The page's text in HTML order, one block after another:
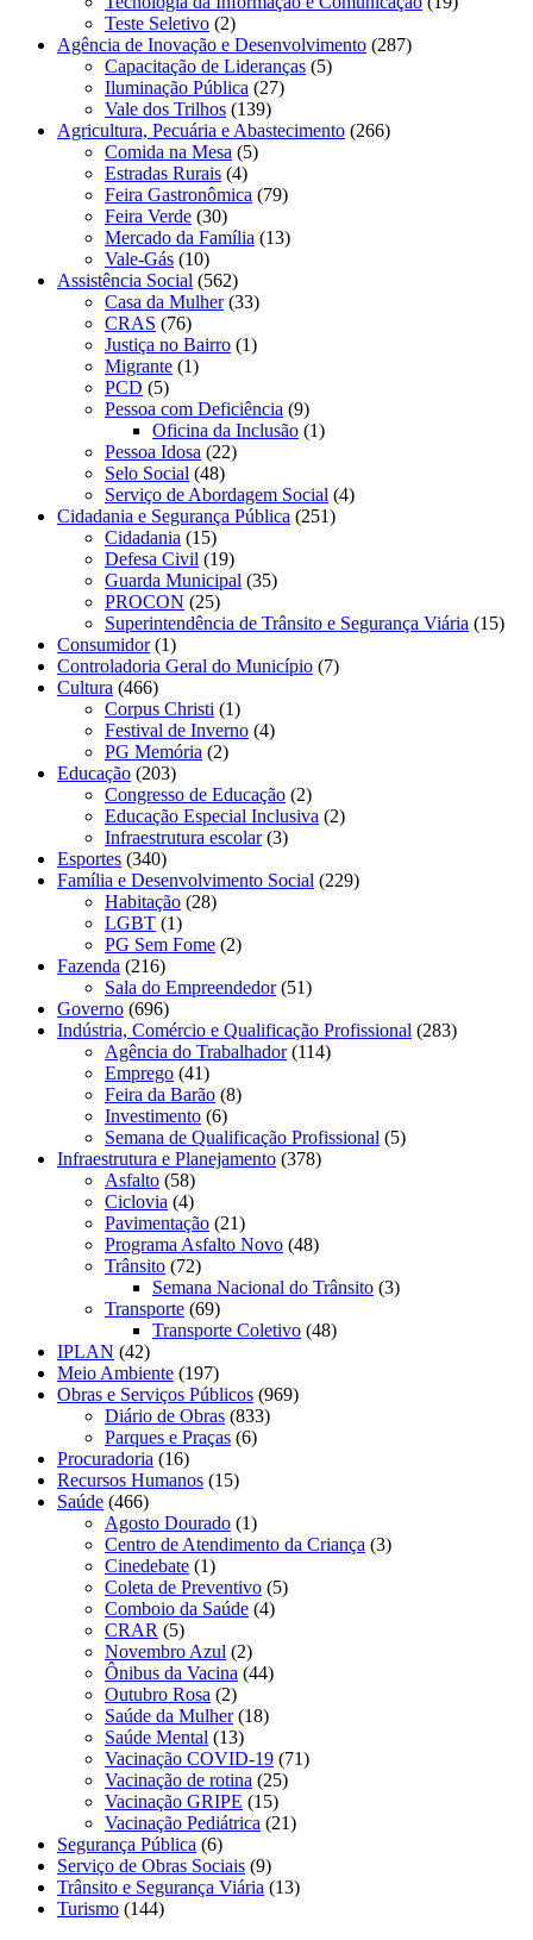
Teste Seletivo (2)
Agência de Inovação e Desenvolvimento (287)
Capacitação de Lideranças (5)
Iluminação Pública (27)
Vale dos Trilhos (139)
Agricultura, Pecuária e Abastecimento (266)
Comida na Mesa (5)
Estradas Rurais (4)
Feira Gastronômica (79)
Feira Verde (30)
Mercado da Família (13)
Vale-Gás (10)
Assistência Social (562)
Casa da Mulher(33)
CRAS (76)
Justiça no Bairro (1)
Migrante (1)
PCD (5)
Pessoa com Deficiência (9)
Oficina da Inclusão (1)
Pessoa Idosa (22)
Selo Social (48)
Serviço de Abordagem Social (4)
Cidadania e Segurança Pública (251)
Cidadania (15)
Defesa Civil (19)
Guarda Municipal (35)
PROCON (25)
Superintendência de Trânsito e Segurança Viária (15)
Consumidor(1)
Controladoria Geral do Município (7)
Cultura (466)
Corpus Christi (1)
Festival de Inverno (4)
PG Memória (2)
Educação (203)
Congresso de Educação (2)
Educação Especial Inclusiva (2)
Infraestrutura escolar(3)
Esportes (340)
Família e Desenvolvimento Social (229)
Habitação (28)
LGBT (1)
PG Sem Fome (2)
Fazenda (216)
Sala do Empreendedor(51)
Governo (696)
Indústria, Comércio e Qualificação Profissional (283)
Agência do Trabalhador(114)
Emprego (41)
Feira da Barão (8)
Investimento (6)
Semana de Qualificação Profissional (5)
Infraestrutura e Planejamento (378)
Asfalto (58)
Ciclovia (4)
Pavimentação (21)
Programa Asfalto Novo (48)
Trânsito (72)
Semana Nacional do Trânsito (3)
Transporte (69)
Transporte Coletivo (48)
IPLAN (42)
Meio Ambiente (197)
Obras e Serviços Públicos (969)
Diário de Obras (833)
Parques e Praças (6)
Procuradoria (16)
Recursos Humanos (15)
Saúde (466)
Agosto Dourado (1)
Centro de Atendimento da Criança (3)
Cinedebate (1)
Coleta de Preventivo (5)
Comboio da Saúde (4)
CRAR (5)
Novembro Azul (2)
Ônibus da Vacina (44)
Outubro Rosa (2)
Saúde da Mulher(18)
Saúde Mental (13)
Vacinação COVID-19 (71)
Vacinação de rotina (25)
Vacinação GRIPE (15)
Vacinação Pediátrica (21)
Segurança Pública (6)
Serviço de Obras Sociais (9)
Trânsito e Segurança Viária (13)
Turismo (144)